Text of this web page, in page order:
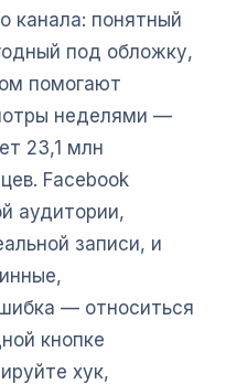
канала: понятный
под обложку,
помогают
неделями —
23,1 млн
Facebook
аудитории,
записи, и
— относиться
кнопке
хук,